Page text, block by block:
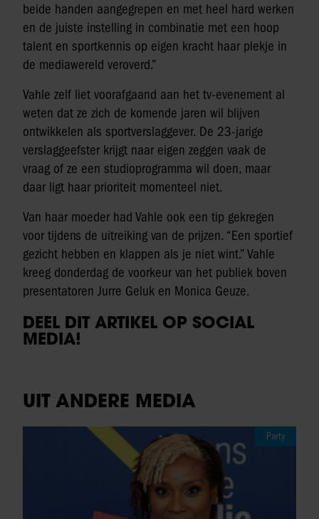
beide handen aangegrepen en met heel hard werken
en de juiste instelling in combinatie met een hoop
talent en sportkennis op eigen kracht haar plekje in
de mediawereld veroverd.”
Vahle zelf liet voorafgaand aan het tv-evenement al
weten dat ze zich de komende jaren wil blijven
ontwikkelen als sportverslaggever. De 23-jarige
verslaggeefster krijgt naar eigen zeggen vaak de
vraag of ze een studioprogramma wil doen, maar
daar ligt haar prioriteit momenteel niet.
Van haar moeder had Vahle ook een tip gekregen
voor tijdens de uitreiking van de prijzen. “Een sportief
gezicht hebben en klappen als je niet wint.” Vahle
kreeg donderdag de voorkeur van het publiek boven
presentatoren Jurre Geluk en Monica Geuze.
DEEL DIT ARTIKEL OP SOCIAL
MEDIA!
UIT ANDERE MEDIA
Party